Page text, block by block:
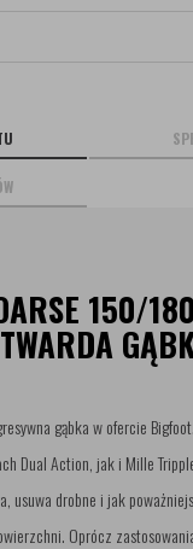
150/
gąbka w ofercie
Dual Action, jak i Mille
usuwa drobne i jak
Oprócz